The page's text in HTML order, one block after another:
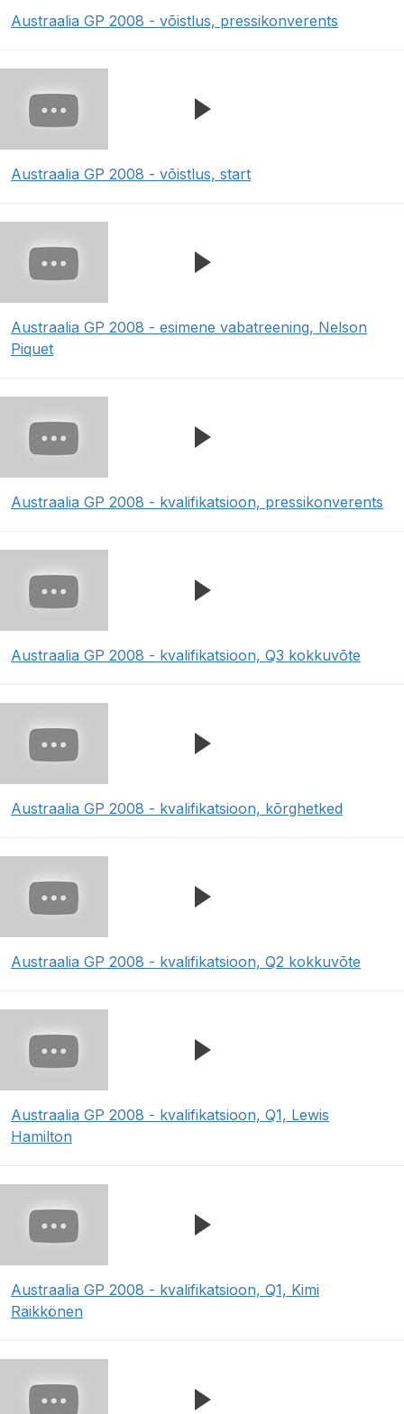
Austraalia GP 2008 - võistlus, pressikonverents
Austraalia GP 2008 - võistlus, start
Austraalia GP 2008 - esimene vabatreening, Nelson
Piquet
Austraalia GP 2008 - kvalifikatsioon, pressikonverents
Austraalia GP 2008 - kvalifikatsioon, Q3 kokkuvõte
Austraalia GP 2008 - kvalifikatsioon, kõrghetked
Austraalia GP 2008 - kvalifikatsioon, Q2 kokkuvõte
Austraalia GP 2008 - kvalifikatsioon, Q1, Lewis
Hamilton
Austraalia GP 2008 - kvalifikatsioon, Q1, Kimi
Räikkönen